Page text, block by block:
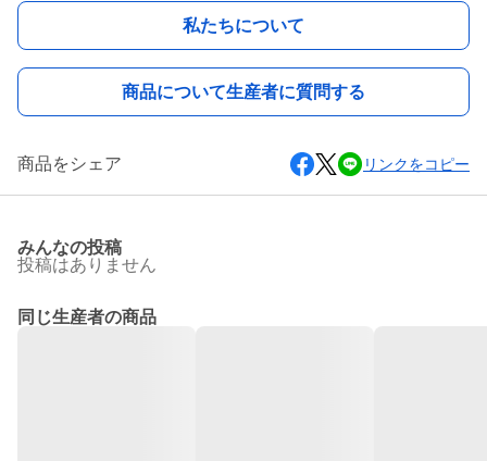
私たちについて
商品について生産者に質問する
商品をシェア リンクをコピー
みんなの投稿
投稿はありません
同じ生産者の商品